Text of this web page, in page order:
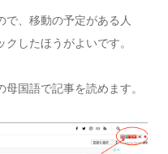
で、移動の予定がある人
したほうがよいです。
国語で記事を読めます。